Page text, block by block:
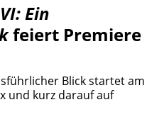
Ein
feiert Premiere
Blick startet am
und kurz darauf auf